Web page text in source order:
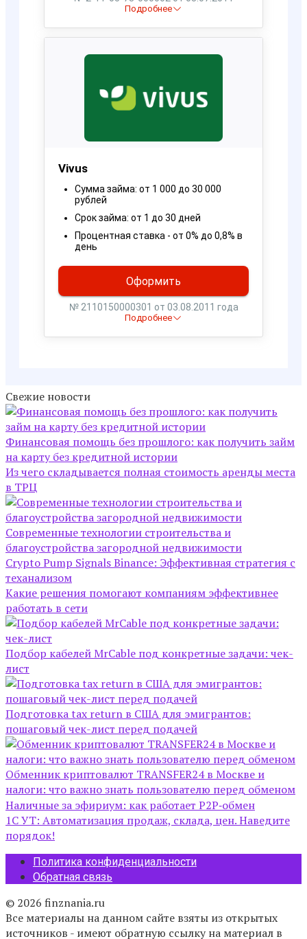
Свежие новости
Финансовая помощь без прошлого: как получить займ
на карту без кредитной истории
Из чего складывается полная стоимость аренды места
в ТРЦ
Современные технологии строительства и
благоустройства загородной недвижимости
Crypto Pump Signals Binance: Эффективная стратегия с
теханализом
Какие решения помогают компаниям эффективнее
работать в сети
Подбор кабелей MrCable под конкретные задачи: чек-
лист
Подготовка tax return в США для эмигрантов:
пошаговый чек-лист перед подачей
Обменник криптовалют TRANSFER24 в Москве и
налоги: что важно знать пользователю перед обменом
Наличные за эфириум: как работает P2P‑обмен
1С УТ: Автоматизация продаж, склада, цен. Наведите
порядок!
Политика конфиденциальности
Обратная связь
© 2026 finznania.ru
Все материалы на данном сайте взяты из открытых
источников - имеют обратную ссылку на материал в